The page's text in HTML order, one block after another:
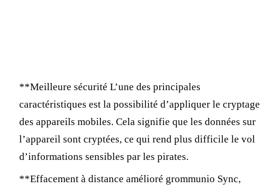
**Meilleure sécurité L’une des principales
caractéristiques est la possibilité d’appliquer le cryptage
des appareils mobiles. Cela signifie que les données sur
l’appareil sont cryptées, ce qui rend plus difficile le vol
d’informations sensibles par les pirates.
**Effacement à distance amélioré grommunio Sync,